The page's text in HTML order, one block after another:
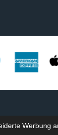
Werbung